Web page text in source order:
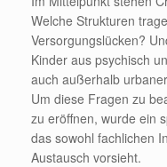
Welche Strukturen
Versorgungslücken?
Kinder aus psychisch
auch außerhalb
Um diese Fragen zu
zu eröffnen, wurde ein
das sowohl fachlichen
Austausch vorsieht.